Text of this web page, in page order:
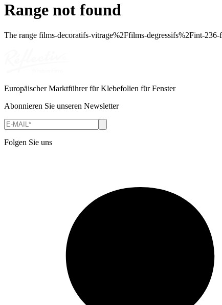
Range not found
The range films-decoratifs-vitrage%2Ffilms-degressifs%2Fint-236-
Europäischer Marktführer für Klebefolien für Fenster
Abonnieren Sie unseren Newsletter
Folgen Sie uns